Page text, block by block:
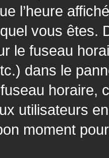
l’heure
vous êtes.
le fuseau
dans le
horaire,
utilisateurs
moment